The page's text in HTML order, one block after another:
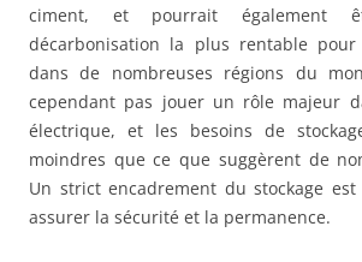
ciment, et pourrait également
décarbonisation la plus rentable pour
dans de nombreuses régions du
cependant pas jouer un rôle majeur
électrique, et les besoins de
moindres que ce que suggèrent de
Un strict encadrement du stockage
assurer la sécurité et la permanence.